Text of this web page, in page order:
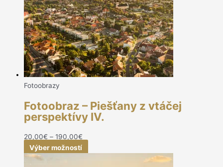
Fotoobrazy
Fotoobraz – Piešťany z vtáčej
perspektívy IV.
20,00€ – 190,00€
Výber možností